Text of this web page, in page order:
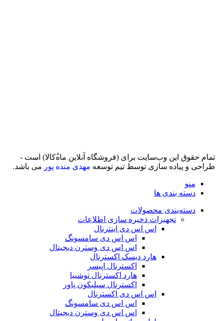
تمام حقوق اين وب‌سايت برای (فروشگاه آنلاین ماه‌‌‌‌‌‌ُکالا) است -
طراحی و پیاده سازی توسط تیم توسعه مهدی منده پور می باشد.
منو
دسته بندی ها
دسته‌بندی محصولات
تجهیزات ذخیره سازی اطلاعات
اس اس دی اینترنال
اس اس دی سامسونگ
اس اس دی وسترن دیجیتال
هارد دیسک اکسترنال
اکسترنال اپیسر
هارد اکسترنال توشیبا
اکسترنال سیلیکون پاور
اس اس دی اکسترنال
اس اس دی سامسونگ
اس اس دی وسترن دیجیتال